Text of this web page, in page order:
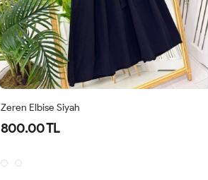
Zeren Elbise Siyah
800.00 TL